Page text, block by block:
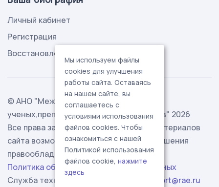
Личный кабинет
Регистрация
Восстановление пароля
© АНО "Международная ассоциация
ученых,преподавателей и специалистов" 2026
Все права защищены. Использование материалов
сайта возможно исключительно с разрешения
правообладателя.
Политика обработки персональных данных
Служба технической поддержки -
support@rae.ru
Мы используем файлы
cookies для улучшения
работы сайта. Оставаясь
на нашем сайте, вы
соглашаетесь с
условиями использования
файлов cookies. Чтобы
ознакомиться с нашей
Политикой использования
файлов cookie, нажмите
здесь